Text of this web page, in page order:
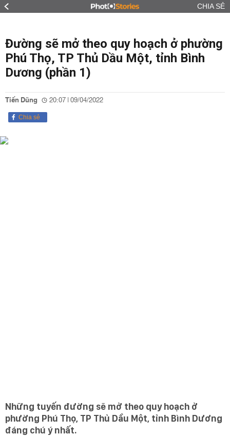
CHIA SẺ
Đường sẽ mở theo quy hoạch ở phường
Phú Thọ, TP Thủ Dầu Một, tỉnh Bình
Dương (phần 1)
Tiến Dũng 20:07 | 09/04/2022
Chia sẻ
Những tuyến đường sẽ mở theo quy hoạch ở
phường Phú Thọ, TP Thủ Dầu Một, tỉnh Bình Dương
đáng chú ý nhất.